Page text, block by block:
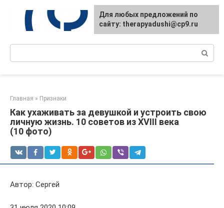
контенту
Главная » Признаки
Как ухаживать за девушкой и устроить свою
личную жизнь. 10 советов из XVIII века
(10 фото)
Автор: Сергей
Для любых предложений по
сайту: therapyadushi@cp9.ru